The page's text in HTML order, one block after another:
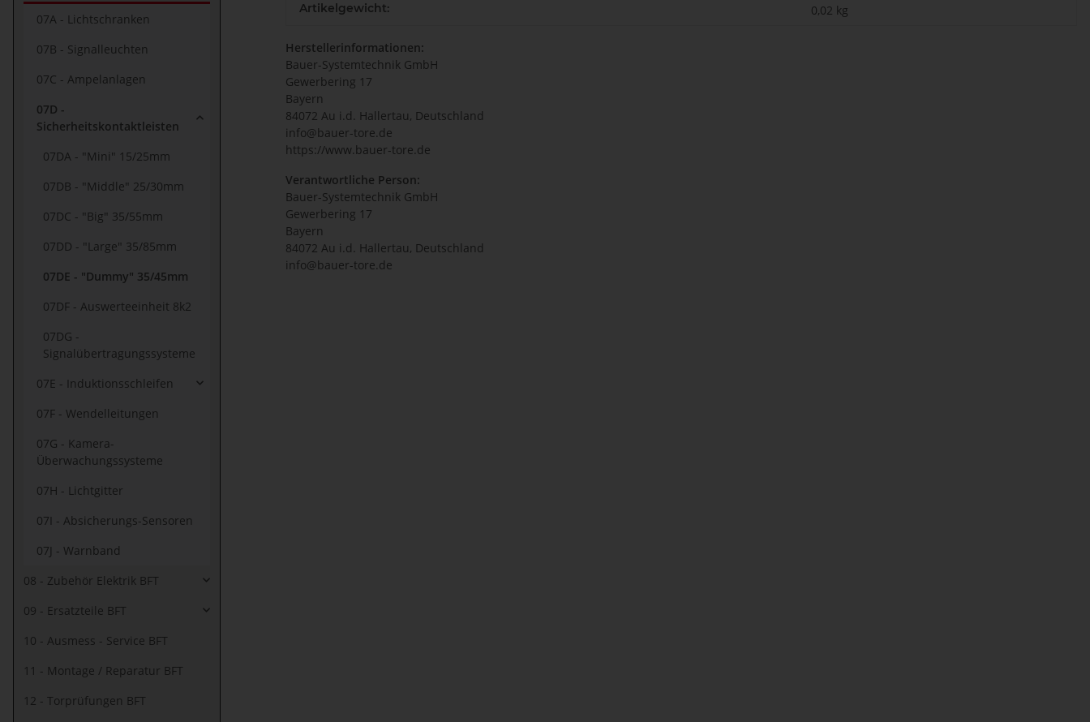
Artikelgewicht: 0,02 kg
Herstellerinformationen:
Bauer-Systemtechnik GmbH
Gewerbering 17
Bayern
84072 Au i.d. Hallertau, Deutschland
info@bauer-tore.de
https://www.bauer-tore.de
Verantwortliche Person:
Bauer-Systemtechnik GmbH
Gewerbering 17
Bayern
84072 Au i.d. Hallertau, Deutschland
info@bauer-tore.de
07A - Lichtschranken
07B - Signalleuchten
07C - Ampelanlagen
07D -
Sicherheitskontaktleisten
07DA - "Mini" 15/25mm
07DB - "Middle" 25/30mm
07DC - "Big" 35/55mm
07DD - "Large" 35/85mm
07DE - "Dummy" 35/45mm
07DF - Auswerteeinheit 8k2
07DG -
Signalübertragungssysteme
07E - Induktionsschleifen
07F - Wendelleitungen
07G - Kamera-
Überwachungssysteme
07H - Lichtgitter
07I - Absicherungs-Sensoren
07J - Warnband
08 - Zubehör Elektrik BFT
09 - Ersatzteile BFT
10 - Ausmess - Service BFT
11 - Montage / Reparatur BFT
12 - Torprüfungen BFT